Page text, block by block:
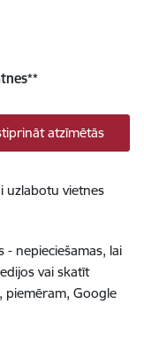
**
atzīmētās
uzlabotu vietnes
nepieciešamas, lai
vai skatīt
piemēram, Google